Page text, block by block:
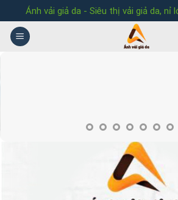
to
content
Ánh vải giả da - Siêu thị vải giả da, nỉ